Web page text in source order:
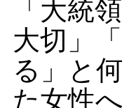
「大統
大切」
る」と
た女性